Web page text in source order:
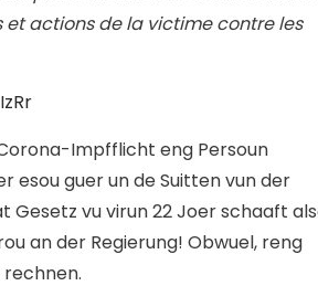
et actions de la victime contre les
Impfflicht eng Persoun
esou guer un de Suitten vun der
Gesetz vu virun 22 Joer schaaft
an der Regierung! Obwuel, reng